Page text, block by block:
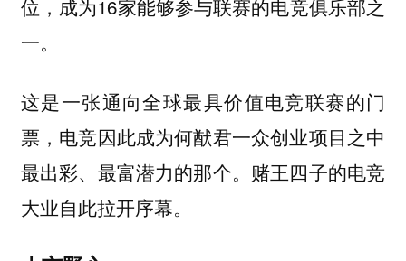
位，成为16家能够参与联赛的电竞俱乐部之
一。
这是一张通向全球最具价值电竞联赛的门
票，电竞因此成为何猷君一众创业项目之中
最出彩、最富潜力的那个。赌王四子的电竞
大业自此拉开序幕。